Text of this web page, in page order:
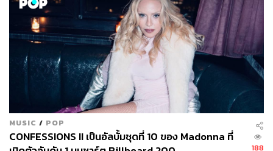
MUSIC / POP
CONFESSIONS II เป็นอัลบั้มชุดที่ 10 ของ Madonna ที่
188